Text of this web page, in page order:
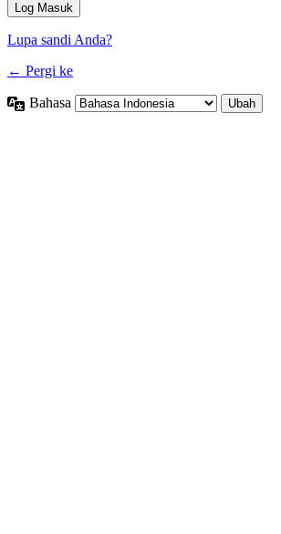
Lupa sandi Anda?
← Pergi ke
Bahasa